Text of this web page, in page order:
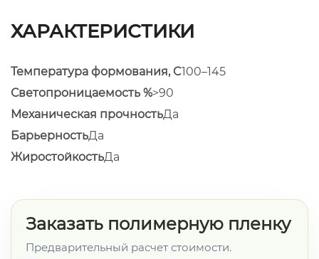
ХАРАКТЕРИСТИКИ
Температура формования, C100–145
Светопроницаемость %>90
Механическая прочностьДа
БарьерностьДа
ЖиростойкостьДа
Заказать полимерную пленку
Предварительный расчет стоимости.